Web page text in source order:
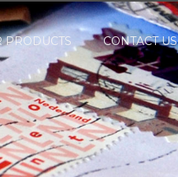
PRODUCTS CONTACT US